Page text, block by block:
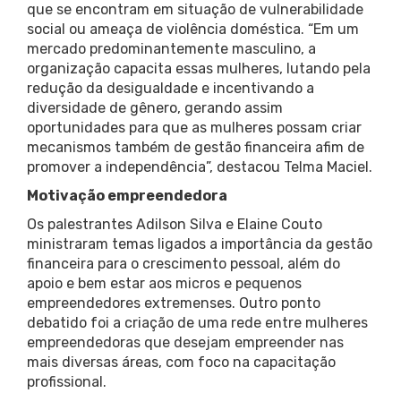
que se encontram em situação de vulnerabilidade
social ou ameaça de violência doméstica. “Em um
mercado predominantemente masculino, a
organização capacita essas mulheres, lutando pela
redução da desigualdade e incentivando a
diversidade de gênero, gerando assim
oportunidades para que as mulheres possam criar
mecanismos também de gestão financeira afim de
promover a independência”, destacou Telma Maciel.
Motivação empreendedora
Os palestrantes Adilson Silva e Elaine Couto
ministraram temas ligados a importância da gestão
financeira para o crescimento pessoal, além do
apoio e bem estar aos micros e pequenos
empreendedores extremenses. Outro ponto
debatido foi a criação de uma rede entre mulheres
empreendedoras que desejam empreender nas
mais diversas áreas, com foco na capacitação
profissional.